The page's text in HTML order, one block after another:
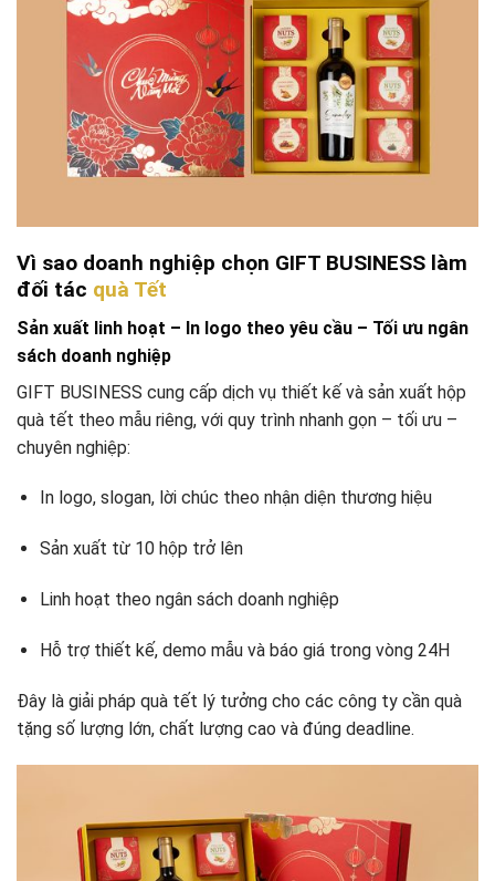
Vì sao doanh nghiệp chọn GIFT BUSINESS làm
đối tác quà Tết
Sản xuất linh hoạt – In logo theo yêu cầu – Tối ưu ngân
sách doanh nghiệp
GIFT BUSINESS cung cấp dịch vụ thiết kế và sản xuất hộp
quà tết theo mẫu riêng, với quy trình nhanh gọn – tối ưu –
chuyên nghiệp:
In logo, slogan, lời chúc theo nhận diện thương hiệu
Sản xuất từ 10 hộp trở lên
Linh hoạt theo ngân sách doanh nghiệp
Hỗ trợ thiết kế, demo mẫu và báo giá trong vòng 24H
Đây là giải pháp quà tết lý tưởng cho các công ty cần quà
tặng số lượng lớn, chất lượng cao và đúng deadline.